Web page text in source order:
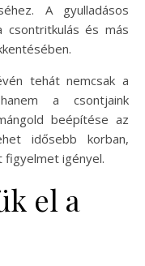
A gyulladásos
csontritkulás és más
tehát nemcsak a
a csontjaink
beépítése az
idősebb korban,
figyelmet igényel.
el a